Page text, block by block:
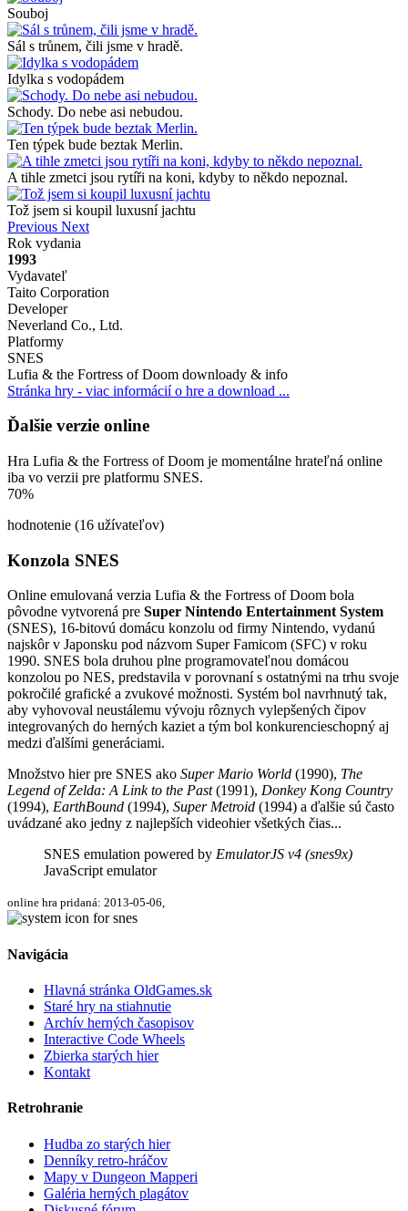
Souboj
Sál s trůnem, čili jsme v hradě.
Idylka s vodopádem
Schody. Do nebe asi nebudou.
Ten týpek bude beztak Merlin.
A tihle zmetci jsou rytíři na koni, kdyby to někdo nepoznal.
Tož jsem si koupil luxusní jachtu
Previous Next
Rok vydania
1993
Vydavateľ
Taito Corporation
Developer
Neverland Co., Ltd.
Platformy
SNES
Lufia & the Fortress of Doom downloady & info
Stránka hry - viac informácií o hre a download ...
Ďalšie verzie online
Hra Lufia & the Fortress of Doom je momentálne hrateľná online
iba vo verzii pre platformu SNES.
70%
hodnotenie (16 užívateľov)
Konzola SNES
Online emulovaná verzia Lufia & the Fortress of Doom bola
pôvodne vytvorená pre Super Nintendo Entertainment System
(SNES), 16-bitovú domácu konzolu od firmy Nintendo, vydanú
najskôr v Japonsku pod názvom Super Famicom (SFC) v roku
1990. SNES bola druhou plne programovateľnou domácou
konzolou po NES, predstavila v porovnaní s ostatnými na trhu svoje
pokročilé grafické a zvukové možnosti. Systém bol navrhnutý tak,
aby vyhovoval neustálemu vývoju rôznych vylepšených čipov
integrovaných do herných kaziet a tým bol konkurencieschopný aj
medzi ďalšími generáciami.
Množstvo hier pre SNES ako Super Mario World (1990), The
Legend of Zelda: A Link to the Past(1991), Donkey Kong Country
(1994), EarthBound (1994), Super Metroid (1994) a ďalšie sú často
uvádzané ako jedny z najlepších videohier všetkých čias...
SNES emulation powered by EmulatorJS v4 (snes9x)
JavaScript emulator
online hra pridaná: 2013-05-06,
Navigácia
Hlavná stránka OldGames.sk
Staré hry na stiahnutie
Archív herných časopisov
Interactive Code Wheels
Zbierka starých hier
Kontakt
Retrohranie
Hudba zo starých hier
Denníky retro-hráčov
Mapy v Dungeon Mapperi
Galéria herných plagátov